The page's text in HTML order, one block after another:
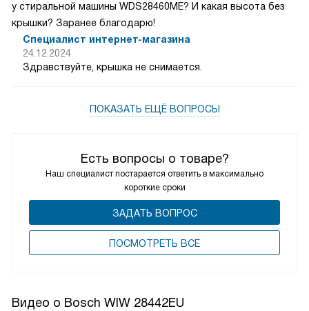
Есть вопросы о товаре?
Наш специалист постарается ответить в максимально
короткие сроки
ЗАДАТЬ ВОПРОС
ПОCМОТРЕТЬ ВСЕ
у стиральной машины WDS28460ME? И какая высота без
крышки? Заранее благодарю!
Специалист интернет-магазина
24.12.2024
Здравствуйте, крышка не снимается.
ПОКАЗАТЬ ЕЩЁ ВОПРОСЫ
Видео о Bosch WIW 28442EU